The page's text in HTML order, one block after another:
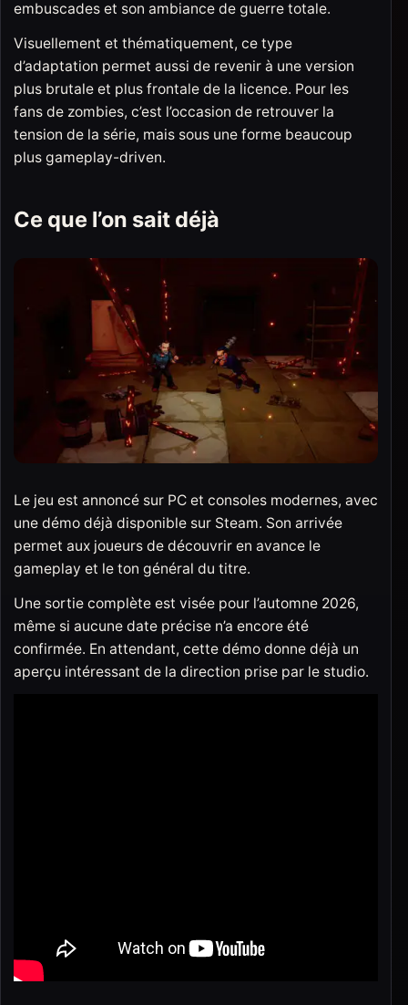
embuscades et son ambiance de guerre totale.
Visuellement et thématiquement, ce type
d’adaptation permet aussi de revenir à une version
plus brutale et plus frontale de la licence. Pour les
fans de zombies, c’est l’occasion de retrouver la
tension de la série, mais sous une forme beaucoup
plus gameplay-driven.
Ce que l’on sait déjà
Le jeu est annoncé sur PC et consoles modernes, avec
une démo déjà disponible sur Steam. Son arrivée
permet aux joueurs de découvrir en avance le
gameplay et le ton général du titre.
Une sortie complète est visée pour l’automne 2026,
même si aucune date précise n’a encore été
confirmée. En attendant, cette démo donne déjà un
aperçu intéressant de la direction prise par le studio.